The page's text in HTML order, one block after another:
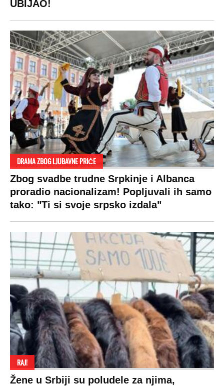
UBIJAO!
DRAMA ZBOG LJUBAVNE PRIČE
Zbog svadbe trudne Srpkinje i Albanca
proradio nacionalizam! Popljuvali ih samo
tako: "Ti si svoje srpsko izdala"
RAJ!
Žene u Srbiji su poludele za njima,